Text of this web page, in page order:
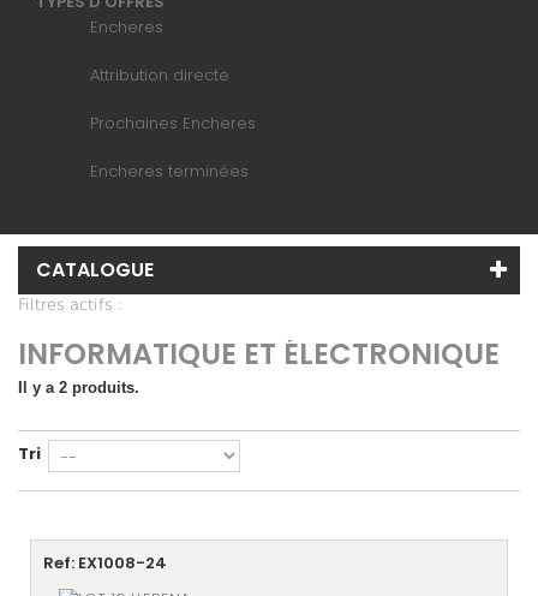
Encheres
Attribution directe
Prochaines Encheres
Encheres terminées
CATALOGUE
Filtres actifs :
INFORMATIQUE ET ÉLECTRONIQUE
Il y a 2 produits.
Tri
Ref: EX1008-24